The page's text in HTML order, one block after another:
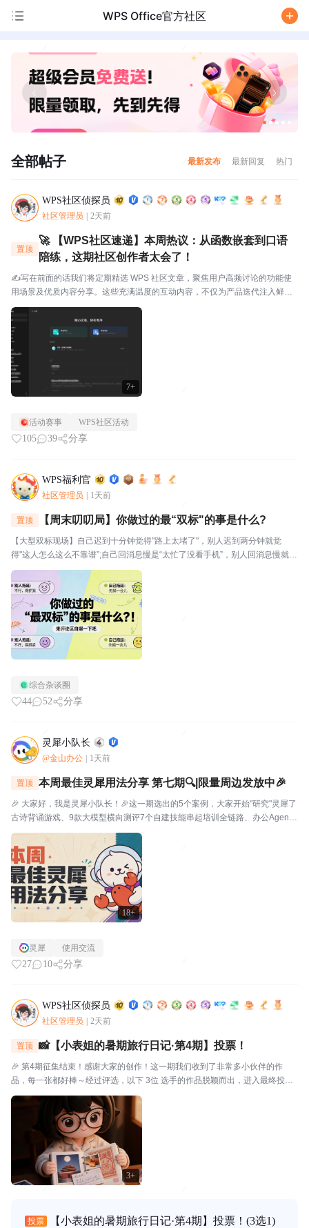
WPS Office官方社区
全部帖子 最新发布 最新回复 热门
WPS社区侦探员
社区管理员 2天前
7+
置顶
🚀 【WPS社区速递】本周热议：从函数嵌套到口语
陪练，这期社区创作者太会了！
✍️写在前面的话我们将定期精选 WPS 社区文章，聚焦用户高频讨论的功能使
用场景及优质内容分享。这些充满温度的互动内容，不仅为产品迭代注入鲜活
灵感，更搭建起官方与用户的双向沟通桥梁，每一份分享都值得被看见与珍
视。⭐关于WPS社区WPS社区（bbs.wps....
活动赛事 WPS社区活动
105 39 分享
WPS福利官
社区管理员 1天前
置顶 【周末叨叨局】你做过的最“双标"的事是什么?
【大型双标现场】自己迟到十分钟觉得"路上太堵了"，别人迟到两分钟就觉
得"这人怎么这么不靠谱”;自己回消息慢是“太忙了没看手机”，别人回消息慢就是
“故意不回我吧”🔥玩法："我对自己___________,但对别人__________。我就
是这么双标。评论区坦...
综合杂谈圈
44 52 分享
灵犀小队长
@金山办公 1天前
18+
置顶 本周最佳灵犀用法分享 第七期🔍|限量周边发放中🎉
🎉 大家好，我是灵犀小队长！🎉这一期选出的5个案例，大家开始"研究"灵犀了
古诗背诵游戏、9款大模型横向测评7个自建技能串起培训全链路、办公Agent
同台对比甚至灵犀还能杀毒查木马一起来看看这一期的硬核实践——👤墨云轩
一句话让灵犀自由发挥，给儿子做了个古诗背...
灵犀 使用交流
27 10 分享
WPS社区侦探员
社区管理员 2天前
3+
置顶 📸【小表姐的暑期旅行日记·第4期】投票！
🎉 第4期征集结束！感谢大家的创作！这一期我们收到了非常多小伙伴的作
品，每一张都好棒～经过评选，以下 3位 选手的作品脱颖而出，进入最终投
票！🗳️ 入选作品🔴作品编号.01：【故宫月色·手帐拾光】创作者：帅羊帅提示
词/思路：小表姐穿着家居装，坐在在家中的书...
投票 【小表姐的暑期旅行日记·第4期】投票！ (3选1)